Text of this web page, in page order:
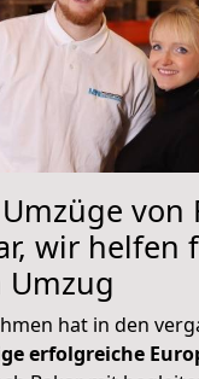
von
wir helfen
Umzug
hat in den
erfolgreiche